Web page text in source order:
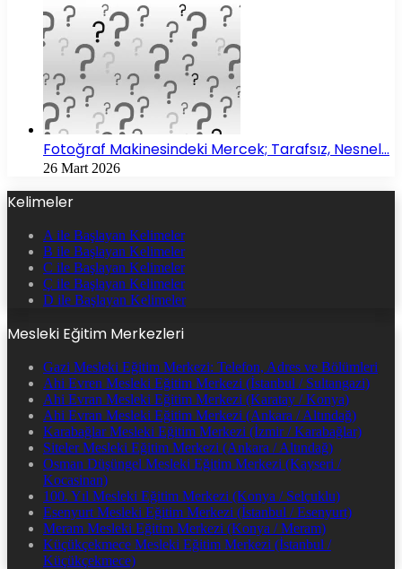
Fotoğraf Makinesindeki Mercek; Tarafsız, Nesnel…
26 Mart 2026
Kelimeler
A ile Başlayan Kelimeler
B ile Başlayan Kelimeler
C ile Başlayan Kelimeler
Ç ile Başlayan Kelimeler
D ile Başlayan Kelimeler
Mesleki Eğitim Merkezleri
Gazi Mesleki Eğitim Merkezi: Telefon, Adres ve Bölümleri
Ahi Evren Mesleki Eğitim Merkezi (İstanbul / Sultangazi)
Ahi Evran Mesleki Eğitim Merkezi (Karatay / Konya)
Ahi Evran Mesleki Eğitim Merkezi (Ankara / Altındağ)
Karabağlar Mesleki Eğitim Merkezi (İzmir / Karabağlar)
Siteler Mesleki Eğitim Merkezi (Ankara / Altındağ)
Osman Düşüngel Mesleki Eğitim Merkezi (Kayseri /
Kocasinan)
100. Yıl Mesleki Eğitim Merkezi (Konya / Selçuklu)
Esenyurt Mesleki Eğitim Merkezi (İstanbul / Esenyurt)
Meram Mesleki Eğitim Merkezi (Konya / Meram)
Küçükçekmece Mesleki Eğitim Merkezi (İstanbul /
Küçükçekmece)